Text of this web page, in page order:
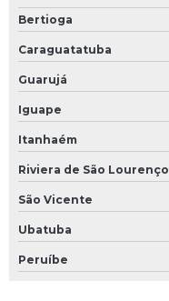
Bertioga
Caraguatatuba
Guarujá
Iguape
Itanhaém
Riviera de São Lourenço
São Vicente
Ubatuba
Peruíbe